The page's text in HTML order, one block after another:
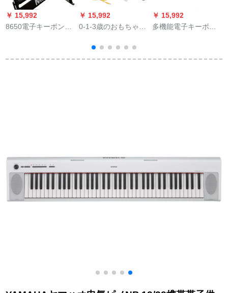
￥ 15,992
8650電子キーボンド
教育88基礎版＋
￥ 15,992
0-1-3歳のおもちゃの
ヶ月の電子キーボン
ド充電式マイク払い
￥ 15,992
多機能電子キーボン
ボー365ピンク+【基